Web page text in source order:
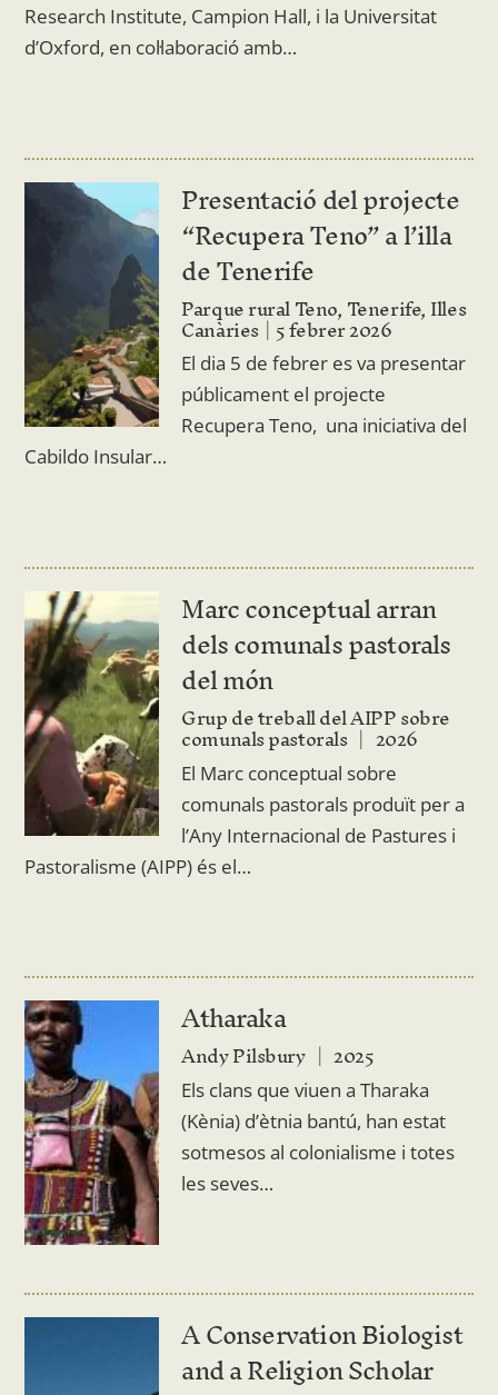
Research Institute, Campion Hall, i la Universitat
d’Oxford, en col·laboració amb…
Presentació del projecte
“Recupera Teno” a l’illa
de Tenerife
Parque rural Teno, Tenerife, Illes
Canàries 5 febrer 2026
El dia 5 de febrer es va presentar
públicament el projecte
Recupera Teno, una iniciativa del
Cabildo Insular…
Marc conceptual arran
dels comunals pastorals
del món
Grup de treball del AIPP sobre
comunals pastorals 2026
El Marc conceptual sobre
comunals pastorals produït per a
l’Any Internacional de Pastures i
Pastoralisme (AIPP) és el…
Atharaka
Andy Pilsbury 2025
Els clans que viuen a Tharaka
(Kènia) d’ètnia bantú, han estat
sotmesos al colonialisme i totes
les seves…
A Conservation Biologist
and a Religion Scholar